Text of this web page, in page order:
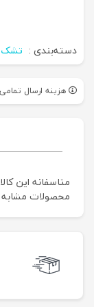
دسته‌بندی : تشک
هزینه ارسال
متاسفانه این
محصولات مشابه